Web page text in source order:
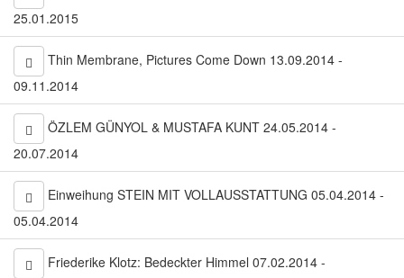
25.01.2015
Thin Membrane, Pictures Come Down 13.09.2014 -
09.11.2014
ÖZLEM GÜNYOL & MUSTAFA KUNT 24.05.2014 -
20.07.2014
Einweihung STEIN MIT VOLLAUSSTATTUNG 05.04.2014 -
05.04.2014
Friederike Klotz: Bedeckter Himmel 07.02.2014 -